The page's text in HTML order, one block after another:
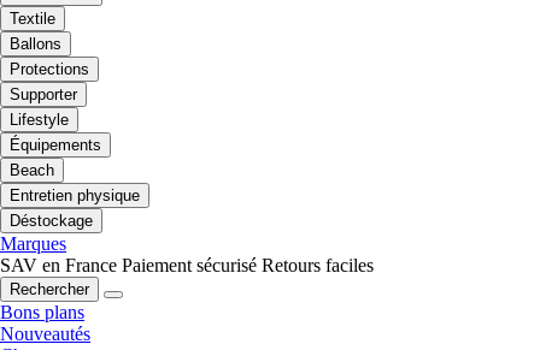
Textile
Ballons
Protections
Supporter
Lifestyle
Équipements
Beach
Entretien physique
Déstockage
Marques
SAV en France Paiement sécurisé Retours faciles
Rechercher
Bons plans
Nouveautés